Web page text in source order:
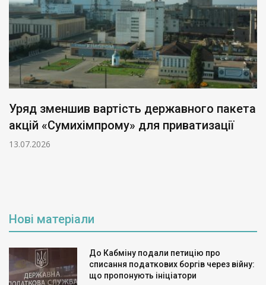
Уряд зменшив вартість державного пакета
акцій «Сумихімпрому» для приватизації
13.07.2026
Нові матеріали
До Кабміну подали петицію про
списання податкових боргів через війну:
що пропонують ініціатори